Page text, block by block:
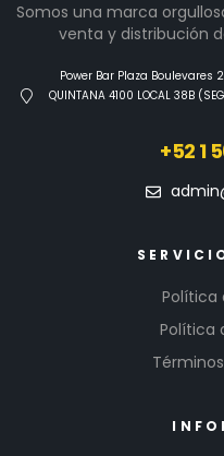
Somos una marca
venta y distribución
Power Bar Plaza Boulevares
QUINTANA 4100 LOCAL 38B
+52 1
Política
Política